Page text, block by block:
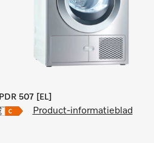
PDR 507 [EL]
Product-informatieblad